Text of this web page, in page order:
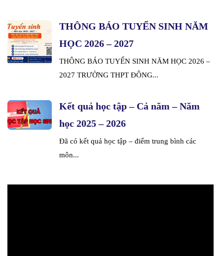
THÔNG BÁO TUYỂN SINH NĂM
HỌC 2026 – 2027
THÔNG BÁO TUYỂN SINH NĂM HỌC 2026 –
2027 TRƯỜNG THPT ĐÔNG...
Kết quả học tập – Cả năm – Năm
học 2025 – 2026
Đã có kết quả học tập – điểm trung bình các
môn...